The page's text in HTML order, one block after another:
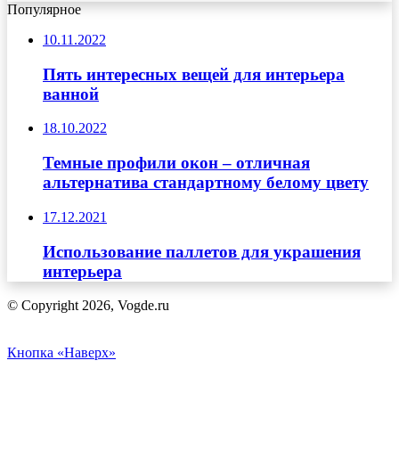
Популярное
10.11.2022
Пять интересных вещей для интерьера
ванной
18.10.2022
Темные профили окон – отличная
альтернатива стандартному белому цвету
17.12.2021
Использование паллетов для украшения
интерьера
© Copyright 2026, Vogde.ru
Кнопка «Наверх»